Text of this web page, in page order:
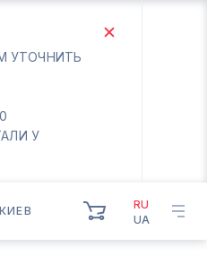
УТОЧНИТЬ
У
КИЕВ
RU
UA